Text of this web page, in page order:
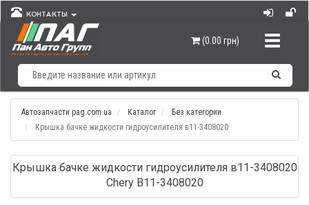
КОНТАКТЫ
(0.00 грн)
Автозапчасти pag.com.ua Каталог
Без категории
Крышка бачке жидкости гидроусилителя в11-3408020
Крышка бачке жидкости гидроусилителя в11-3408020
Chery B11-3408020